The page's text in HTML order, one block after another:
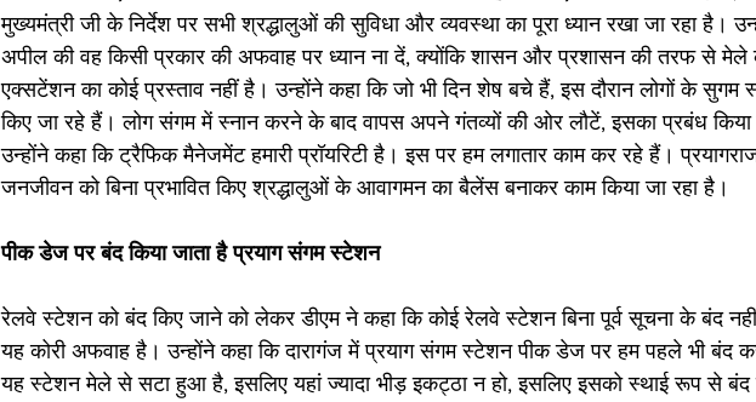
मुख्यमंत्री जी के निर्देश पर सभी श्रद्धालुओं की सुविधा और व्यवस्था का पूरा ध्यान रखा जा रहा है।
अपील की वह किसी प्रकार की अफवाह पर ध्यान ना दें, क्योंकि शासन और प्रशासन की तरफ से
एक्सटेंशन का कोई प्रस्ताव नहीं है। उन्होंने कहा कि जो भी दिन शेष बचे हैं, इस दौरान लोगों के सुगम
किए जा रहे हैं। लोग संगम में स्नान करने के बाद वापस अपने गंतव्यों की ओर लौटें, इसका प्रबंध किया
उन्होंने कहा कि ट्रैफिक मैनेजमेंट हमारी प्रॉयरिटी है। इस पर हम लगातार काम कर रहे हैं।
जनजीवन को बिना प्रभावित किए श्रद्धालुओं के आवागमन का बैलेंस बनाकर काम किया जा रहा है।
पीक डेज पर बंद किया जाता है प्रयाग संगम स्टेशन
रेलवे स्टेशन को बंद किए जाने को लेकर डीएम ने कहा कि कोई रेलवे स्टेशन बिना पूर्व सूचना के बंद नहीं
यह कोरी अफवाह है। उन्होंने कहा कि दारागंज में प्रयाग संगम स्टेशन पीक डेज पर हम पहले भी
यह स्टेशन मेले से सटा हुआ है, इसलिए यहां ज्यादा भीड़ इकट्ठा न हो, इसलिए इसको स्थाई रूप से बंद